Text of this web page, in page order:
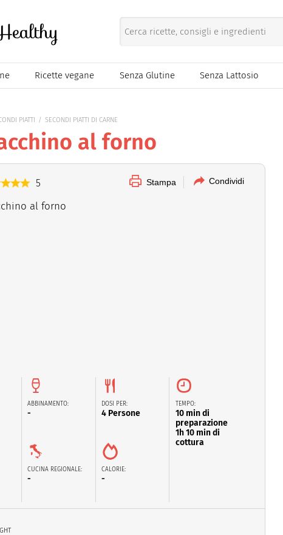
Ricette vegane Senza Glutine Senza Lattosio
PIATTI SECONDI PIATTI DI CARNE
al forno
5 Stampa Condividi
ABBINAMENTO:
-
CUCINA REGIONALE:
-
DOSI PER:
4 Persone
CALORIE:
-
TEMPO:
10 min di
preparazione
1h 10 min di
cottura